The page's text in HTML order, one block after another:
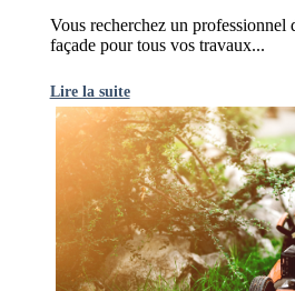
Vous recherchez un professionnel
façade pour tous vos travaux...
Lire la suite